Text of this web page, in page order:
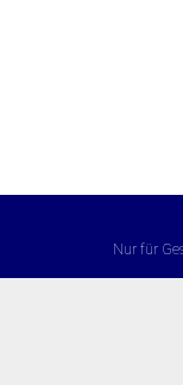
Nur für